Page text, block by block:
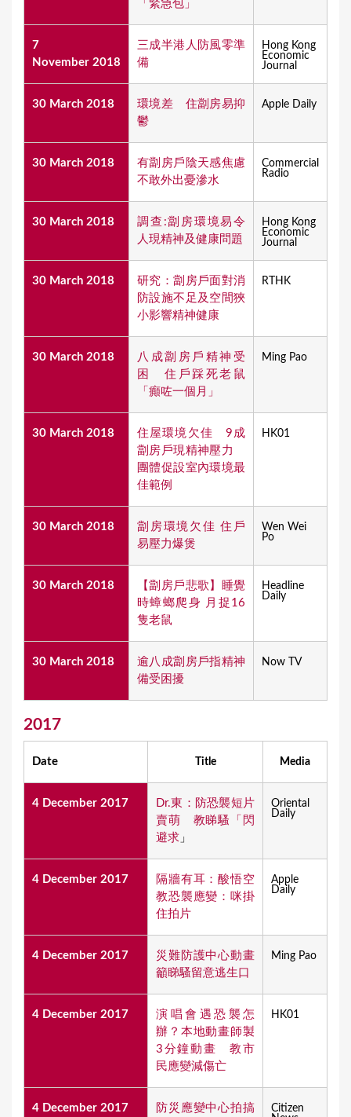
「緊急包」
7
November 2018
三成半港人防風零準
備
Hong Kong
Economic
Journal
30 March 2018
環境差 住劏房易抑
鬱
Apple Daily
30 March 2018
有劏房戶陰天感焦慮
不敢外出憂滲水
Commercial
Radio
30 March 2018
調查:劏房環境易令
人現精神及健康問題
Hong Kong
Economic
Journal
30 March 2018
研究：劏房戶面對消
防設施不足及空間狹
小影響精神健康
RTHK
30 March 2018
八成劏房戶精神受
困 住戶踩死老鼠
「癲咗一個月」
Ming Pao
30 March 2018
住屋環境欠佳 9成
劏房戶現精神壓力
團體促設室內環境最
佳範例
HK01
30 March 2018
劏房環境欠佳 住戶
易壓力爆煲
Wen Wei
Po
30 March 2018
【劏房戶悲歌】睡覺
時蟑螂爬身 月捉16
隻老鼠
Headline
Daily
30 March 2018
逾八成劏房戶指精神
備受困擾
Now TV
2017
Date Title Media
4 December 2017
Dr.東：防恐襲短片
賣萌 教睇騷「閃
避求 」
Oriental
Daily
4 December 2017
隔牆有耳：酸悟空
教恐襲應變：咪掛
住拍片​
Apple
Daily
4 December 2017
災難防護中心動畫
籲睇騷留意逃生口
Ming Pao
4 December 2017
演唱會遇恐襲怎
辦？本地動畫師製
3分鐘動畫 教市
民應變減傷亡
HK01
4 December 2017 防災應變中心拍搞
Citizen